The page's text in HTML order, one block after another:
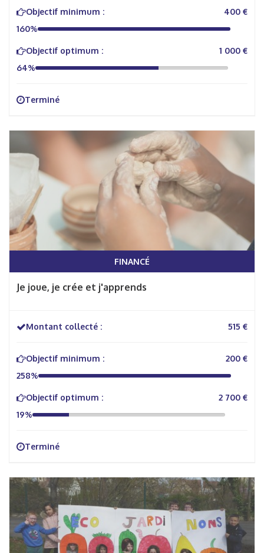
Objectif minimum :
400 €
160%
Objectif optimum :
1 000 €
64%
Terminé
FINANCÉ
Je joue, je crée et j'apprends
Montant collecté : 515 €
Objectif minimum :
200 €
258%
Objectif optimum :
2 700 €
19%
Terminé